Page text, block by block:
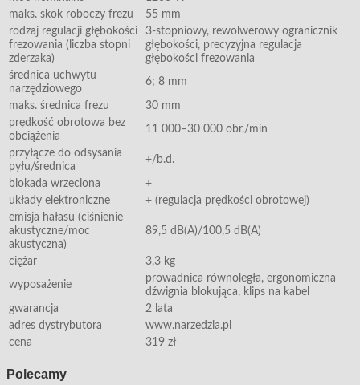
maks. skok roboczy frezu
55 mm
rodzaj regulacji głębokości
frezowania (liczba stopni
zderzaka)
3-stopniowy, rewolwerowy ogranicznik
głębokości, precyzyjna regulacja
głębokości frezowania
średnica uchwytu
narzędziowego
6; 8 mm
maks. średnica frezu
30 mm
prędkość obrotowa bez
obciążenia
11 000–30 000 obr./min
przyłącze do odsysania
pyłu/średnica
+/b.d.
blokada wrzeciona
+
układy elektroniczne
+ (regulacja prędkości obrotowej)
emisja hałasu (ciśnienie
akustyczne/moc
akustyczna)
89,5 dB(A)/100,5 dB(A)
ciężar 3,3 kg
wyposażenie
prowadnica równoległa, ergonomiczna
dźwignia blokująca, klips na kabel
gwarancja
2 lata
adres dystrybutora
www.narzedzia.pl
cena
319 zł
Polecamy